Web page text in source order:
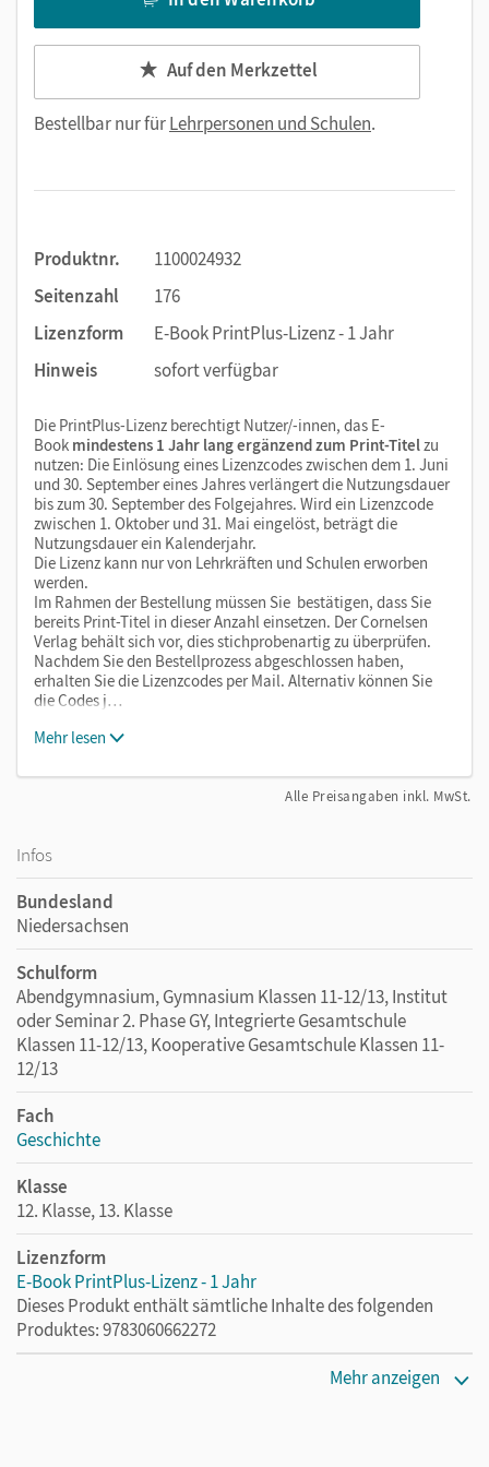
Auf den Merkzettel
Bestellbar nur fürLehrpersonen und Schulen.
Produktnr.
1100024932
Seitenzahl
176
Lizenzform
E-Book PrintPlus-Lizenz - 1 Jahr
Hinweis
sofort verfügbar
Die PrintPlus-Lizenz berechtigt Nutzer/-innen, das E-
Book mindestens 1 Jahr lang ergänzend zum Print-Titelzu
nutzen: Die Einlösung eines Lizenzcodes zwischen dem 1. Juni
und 30. September eines Jahres verlängert die Nutzungsdauer
bis zum 30. September des Folgejahres. Wird ein Lizenzcode
zwischen 1. Oktober und 31. Mai eingelöst, beträgt die
Nutzungsdauer ein Kalenderjahr.
Die Lizenz kann nur von Lehrkräften und Schulen erworben
werden.
Im Rahmen der Bestellung müssen Sie bestätigen, dass Sie
bereits Print-Titel in dieser Anzahl einsetzen. Der Cornelsen
Verlag behält sich vor, dies stichprobenartig zu überprüfen.
Nachdem Sie den Bestellprozess abgeschlossen haben,
erhalten Sie die Lizenzcodes per Mail. Alternativ können Sie
die Codes j…
Mehr lesen
Alle Preisangaben inkl. MwSt.
Infos
Bundesland
Niedersachsen
Schulform
Abendgymnasium, Gymnasium Klassen 11-12/13, Institut
oder Seminar 2. Phase GY, Integrierte Gesamtschule
Klassen 11-12/13, Kooperative Gesamtschule Klassen 11-
12/13
Fach
Geschichte
Klasse
12. Klasse, 13. Klasse
Lizenzform
E-Book PrintPlus-Lizenz - 1 Jahr
Dieses Produkt enthält sämtliche Inhalte des folgenden
Produktes: 9783060662272
Mehr anzeigen